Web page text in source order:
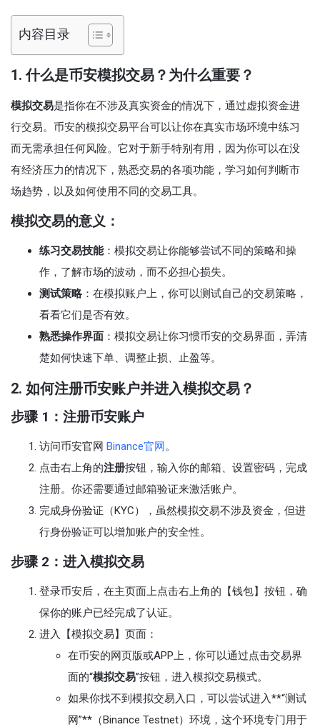
内容目录
1. 什么是币安模拟交易？为什么重要？
模拟交易是指你在不涉及真实资金的情况下，通过虚拟资金进
行交易。币安的模拟交易平台可以让你在真实市场环境中练习
而无需承担任何风险。它对于新手特别有用，因为你可以在没
有经济压力的情况下，熟悉交易的各项功能，学习如何判断市
场趋势，以及如何使用不同的交易工具。
模拟交易的意义：
练习交易技能：模拟交易让你能够尝试不同的策略和操
作，了解市场的波动，而不必担心损失。
测试策略 ：在模拟账户上，你可以测试自己的交易策略，
看看它们是否有效。
熟悉操作界面 ：模拟交易让你习惯币安的交易界面，弄清
楚如何快速下单、调整止损、止盈等。
2. 如何注册币安账户并进入模拟交易？
步骤 1：注册币安账户
访问币安官网 Binance官网。
点击右上角的注册按钮，输入你的邮箱、设置密码，完成
注册。你还需要通过邮箱验证来激活账户。
完成身份验证（KYC），虽然模拟交易不涉及资金，但进
行身份验证可以增加账户的安全性。
步骤 2：进入模拟交易
登录币安后，在主页面上点击右上角的【钱包】按钮，确
保你的账户已经完成了认证。
进入【模拟交易】页面：
在币安的网页版或APP上，你可以通过点击交易界
面的“模拟交易”按钮，进入模拟交易模式。
如果你找不到模拟交易入口，可以尝试进入**“测试
网”**（Binance Testnet）环境，这个环境专门用于